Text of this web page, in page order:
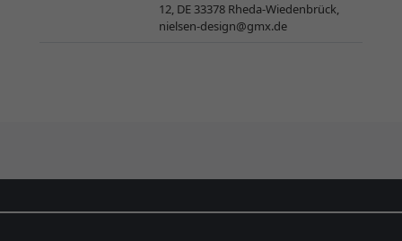
12, DE 33378 Rheda-Wiedenbrück,
nielsen-design@gmx.de